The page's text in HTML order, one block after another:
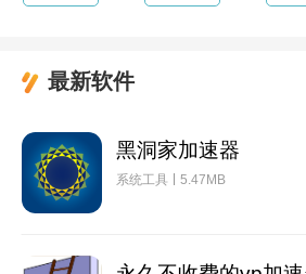
最新软件
黑洞家加速器
系统工具 5.47MB